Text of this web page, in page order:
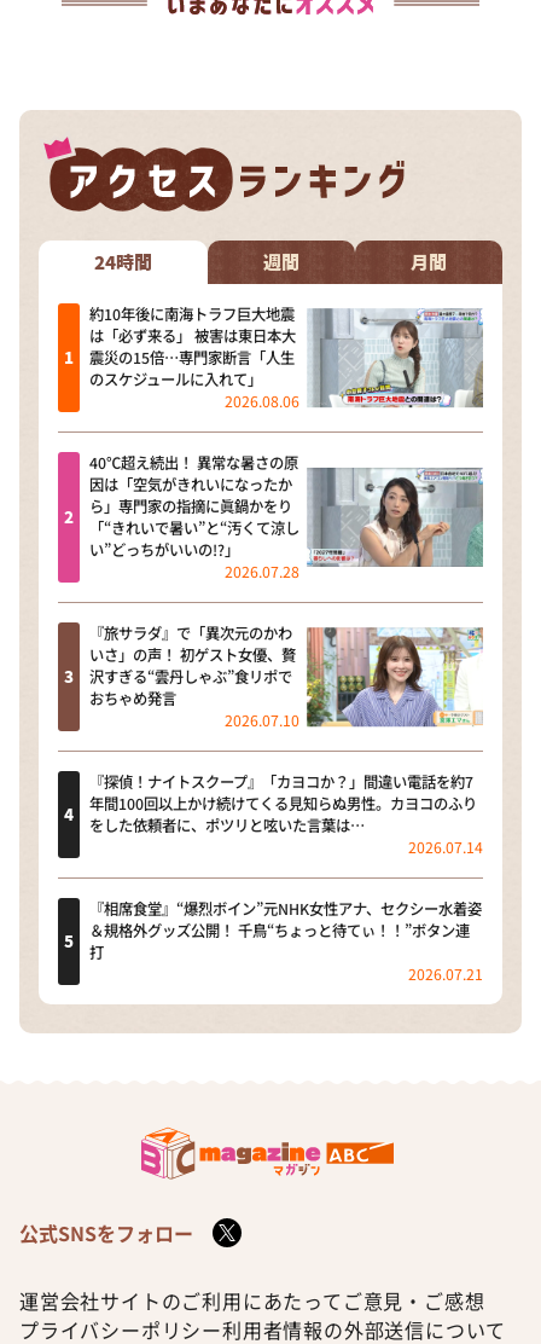
24時間 週間 月間
約10年後に南海トラフ巨大地震
は「必ず来る」 被害は東日本大
震災の15倍…専門家断言「人生
のスケジュールに入れて」
2026.08.06
40℃超え続出！ 異常な暑さの原
因は「空気がきれいになったか
ら」専門家の指摘に眞鍋かをり
「“きれいで暑い”と“汚くて涼し
い”どっちがいいの!?」
2026.07.28
『旅サラダ』で「異次元のかわ
いさ」の声！ 初ゲスト女優、贅
沢すぎる“雲丹しゃぶ”食リポで
おちゃめ発言
2026.07.10
『探偵！ナイトスクープ』「カヨコか？」間違い電話を約7
年間100回以上かけ続けてくる見知らぬ男性。カヨコのふり
をした依頼者に、ポツリと呟いた言葉は…
2026.07.14
『相席食堂』“爆烈ボイン”元NHK女性アナ、セクシー水着姿
＆規格外グッズ公開！ 千鳥“ちょっと待てぃ！！”ボタン連
打
2026.07.21
公式SNSをフォロー
運営会社サイトのご利用にあたって ご意見・ご感想
プライバシーポリシー利用者情報の外部送信について